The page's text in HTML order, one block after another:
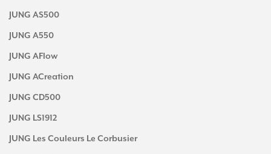
JUNG AS500
JUNG A550
JUNG AFlow
JUNG ACreation
JUNG CD500
JUNG LS1912
JUNG Les Couleurs Le Corbusier